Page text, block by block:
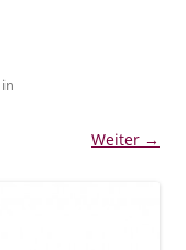
in
Weiter →